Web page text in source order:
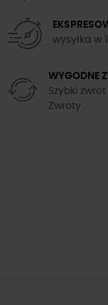
wysyłka w
WYGODNE
Szybki
Zwroty